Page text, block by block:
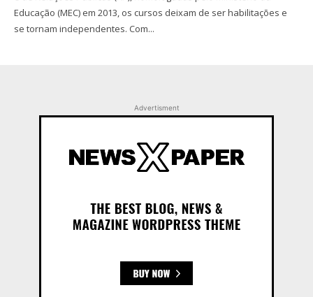
Educação (MEC) em 2013, os cursos deixam de ser habilitações e
se tornam independentes. Com...
Advertisment